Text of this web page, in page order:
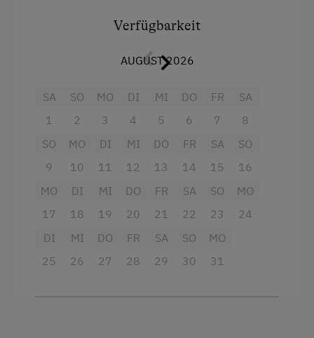
Transfer Bahnhof
Freizeitaktivitäten am Betrieb und in der
Almwandern
Erlebniswanderung
Fahrradverleih
Freibad
Balkon/Terrasse
Aussicht auf eine Berglandschaft
Backofen
Badewanne
Fernseher
Handtücher
Verfügbarkeit
AUGUST 2026
SA
1
SO
2
MO
3
DI
4
MI
5
DO
6
FR
7
SA
8
SO
9
MO
10
DI
11
MI
12
DO
13
FR
14
SA
15
SO
16
MO
17
DI
18
MI
19
DO
20
FR
21
SA
22
SO
23
MO
24
DI
25
MI
26
DO
27
FR
28
SA
29
SO
30
MO
31